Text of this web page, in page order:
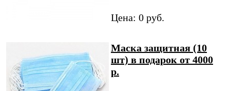
Цена: 0 руб.
Маска защитная (10
шт) в подарок от 4000
р.